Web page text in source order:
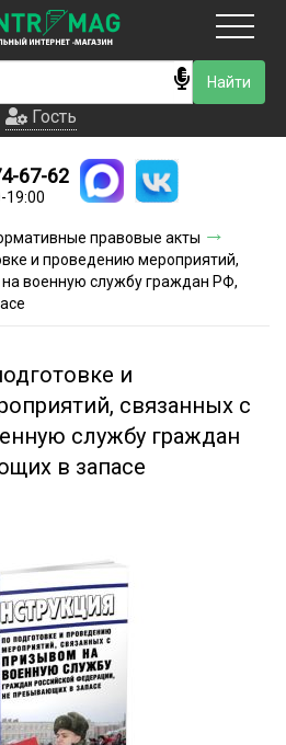
Гость
Новинки
доставки
оплаты
и скидки
Гость
67-62
19:00
правовые акты
и проведению мероприятий,
военную службу граждан РФ,
и
связанных с
службу граждан
в запасе